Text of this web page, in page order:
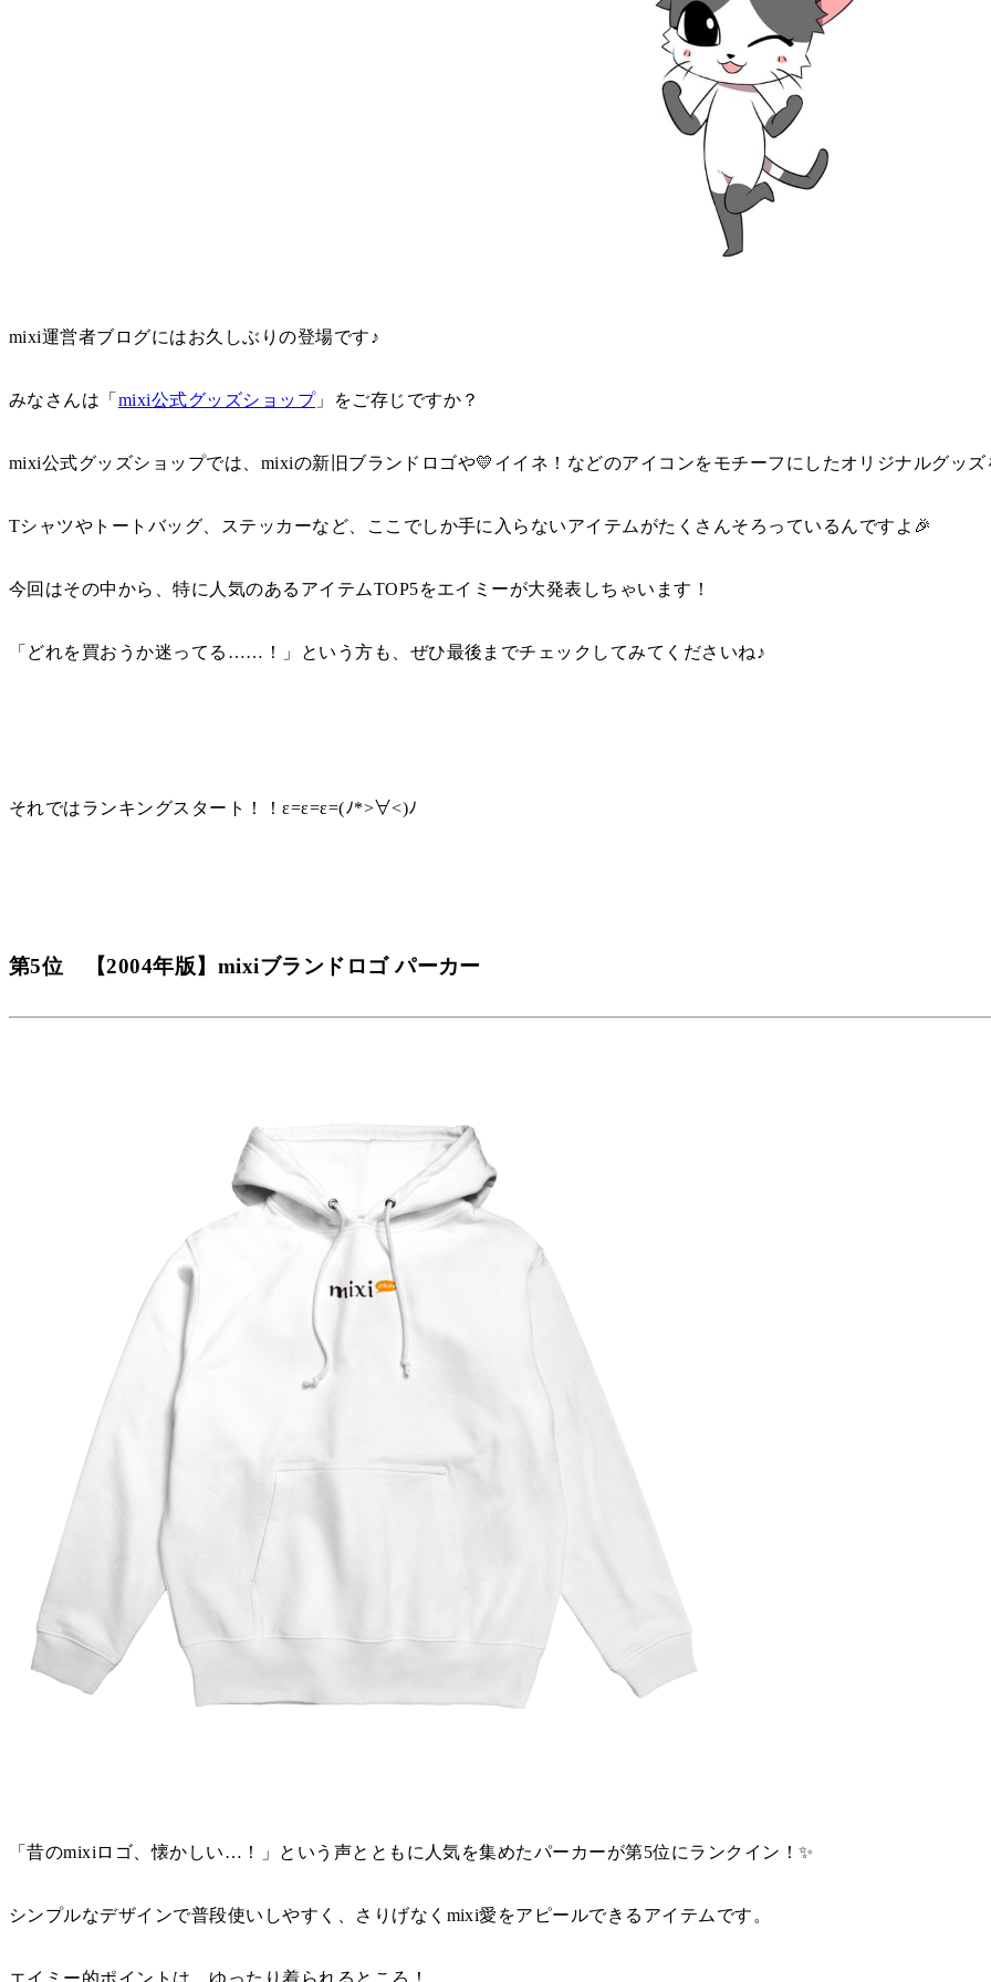
mixi運営者ブログにはお久しぶりの登場です♪
みなさんは「 mixi公式グッズショップ」をご存じですか？
mixi公式グッズショップでは、mixiの新旧ブランドロゴや💛イイネ！などのアイコンをモチーフにしたオリジナルグッズ
Tシャツやトートバッグ、ステッカーなど、ここでしか手に入らないアイテムがたくさんそろっているんですよ🎉
今回はその中から、特に人気のあるアイテムTOP5をエイミーが大発表しちゃいます！
「どれを買おうか迷ってる……！」という方も、ぜひ最後までチェックしてみてくださいね♪
それではランキングスタート！！ε=ε=ε=(ﾉ*>∀<)ﾉ
第5位 【2004年版】mixiブランドロゴ パーカー
「昔のmixiロゴ、懐かしい…！」という声とともに人気を集めたパーカーが第5位にランクイン！✨
シンプルなデザインで普段使いしやすく、さりげなくmixi愛をアピールできるアイテムです。
エイミー的ポイントは、ゆったり着られるところ！